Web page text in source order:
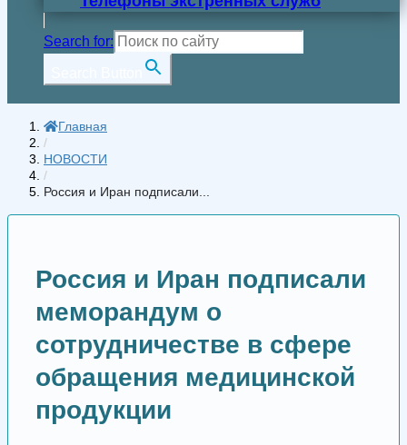
Search for:
Главная
/
НОВОСТИ
/
Россия и Иран подписали...
Россия и Иран подписали
меморандум о
сотрудничестве в сфере
обращения медицинской
продукции